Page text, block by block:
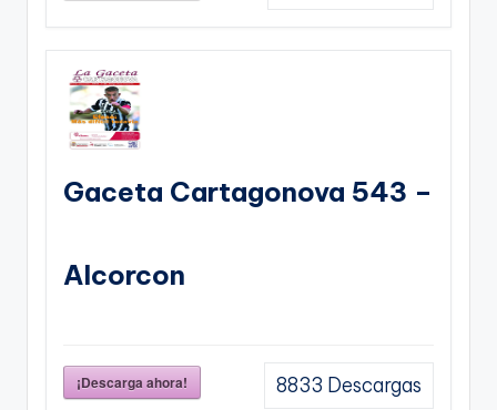
Gaceta Cartagonova 543 –
Alcorcon
¡Descarga ahora! 8833 Descargas